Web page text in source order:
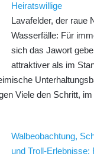
Heiratswillige
Lavafelder, der raue
Wasserfälle: Für
sich das Jawort
attraktiver als im
Viele den Schritt,
Walbeobachtung,
und Troll-Erlebnisse: